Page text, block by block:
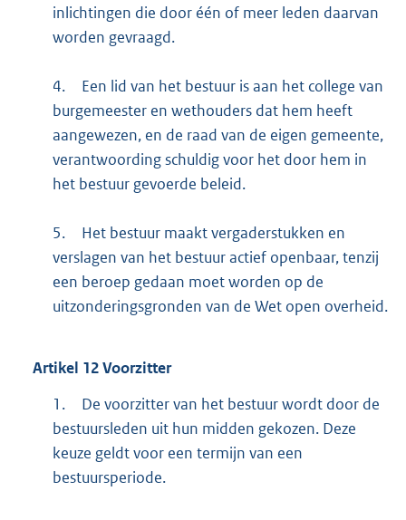
inlichtingen die door één of meer leden daarvan
worden gevraagd.
4.
Een lid van het bestuur is aan het college van
burgemeester en wethouders dat hem heeft
aangewezen, en de raad van de eigen gemeente,
verantwoording schuldig voor het door hem in
het bestuur gevoerde beleid.
5.
Het bestuur maakt vergaderstukken en
verslagen van het bestuur actief openbaar, tenzij
een beroep gedaan moet worden op de
uitzonderingsgronden van de Wet open overheid.
Artikel 12Voorzitter
1.
De voorzitter van het bestuur wordt door de
bestuursleden uit hun midden gekozen. Deze
keuze geldt voor een termijn van een
bestuursperiode.